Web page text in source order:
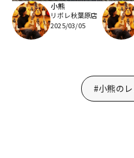
小熊
リボレ秋葉原店
2025/03/05
#小熊の